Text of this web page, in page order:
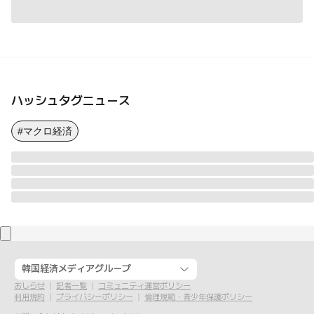
ハッシュタグニュース
#マクロ経済
韓国経済メディアグループ
おしらせ 記者一覧
コミュニティ運営ポリシー
利用規約
プライバシーポリシー
倫理規範・青少年保護ポリシー